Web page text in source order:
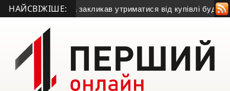
НАЙСВІЖІШЕ:
голова закликав утриматися від купівлі будівлі у